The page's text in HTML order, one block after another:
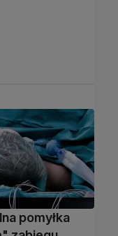
pomyłka